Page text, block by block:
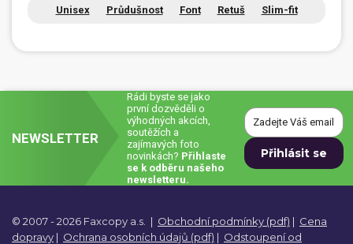
Unisex Průdušnost Font Retuš Slim-fit
NEWSLETTER
Rádi byste se jako
první dozvěděli o
výhodných akcích,
soutěžích a
zajímavých foto
novinkách? Přihlaste
se k odběru našeho
newsletteru.
© 2007 - 2026 Faxcopy a.s. | Obchodní podmínky (pdf) | Cena
dopravy | Ochrana osobních údajů (pdf) | Odstoupení od